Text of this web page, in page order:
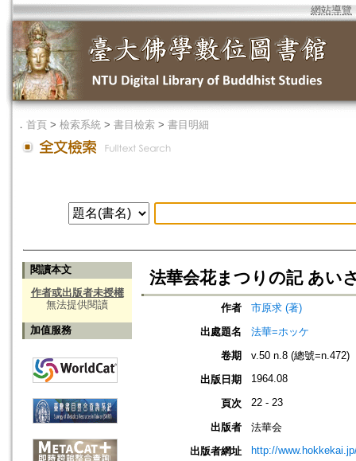
網站導覽
． 首頁 > 檢索系統 > 書目檢索 > 書目明細
閱讀本文
作者或出版者未授權
無法提供閱讀
加值服務
法華会花まつりの記 あい
作者
市原求 (著)
出處題名
法華=ホッケ
卷期
v.50 n.8 (總號=n.472)
出版日期
1964.08
頁次 22 - 23
出版者
法華会
出版者網址
http://